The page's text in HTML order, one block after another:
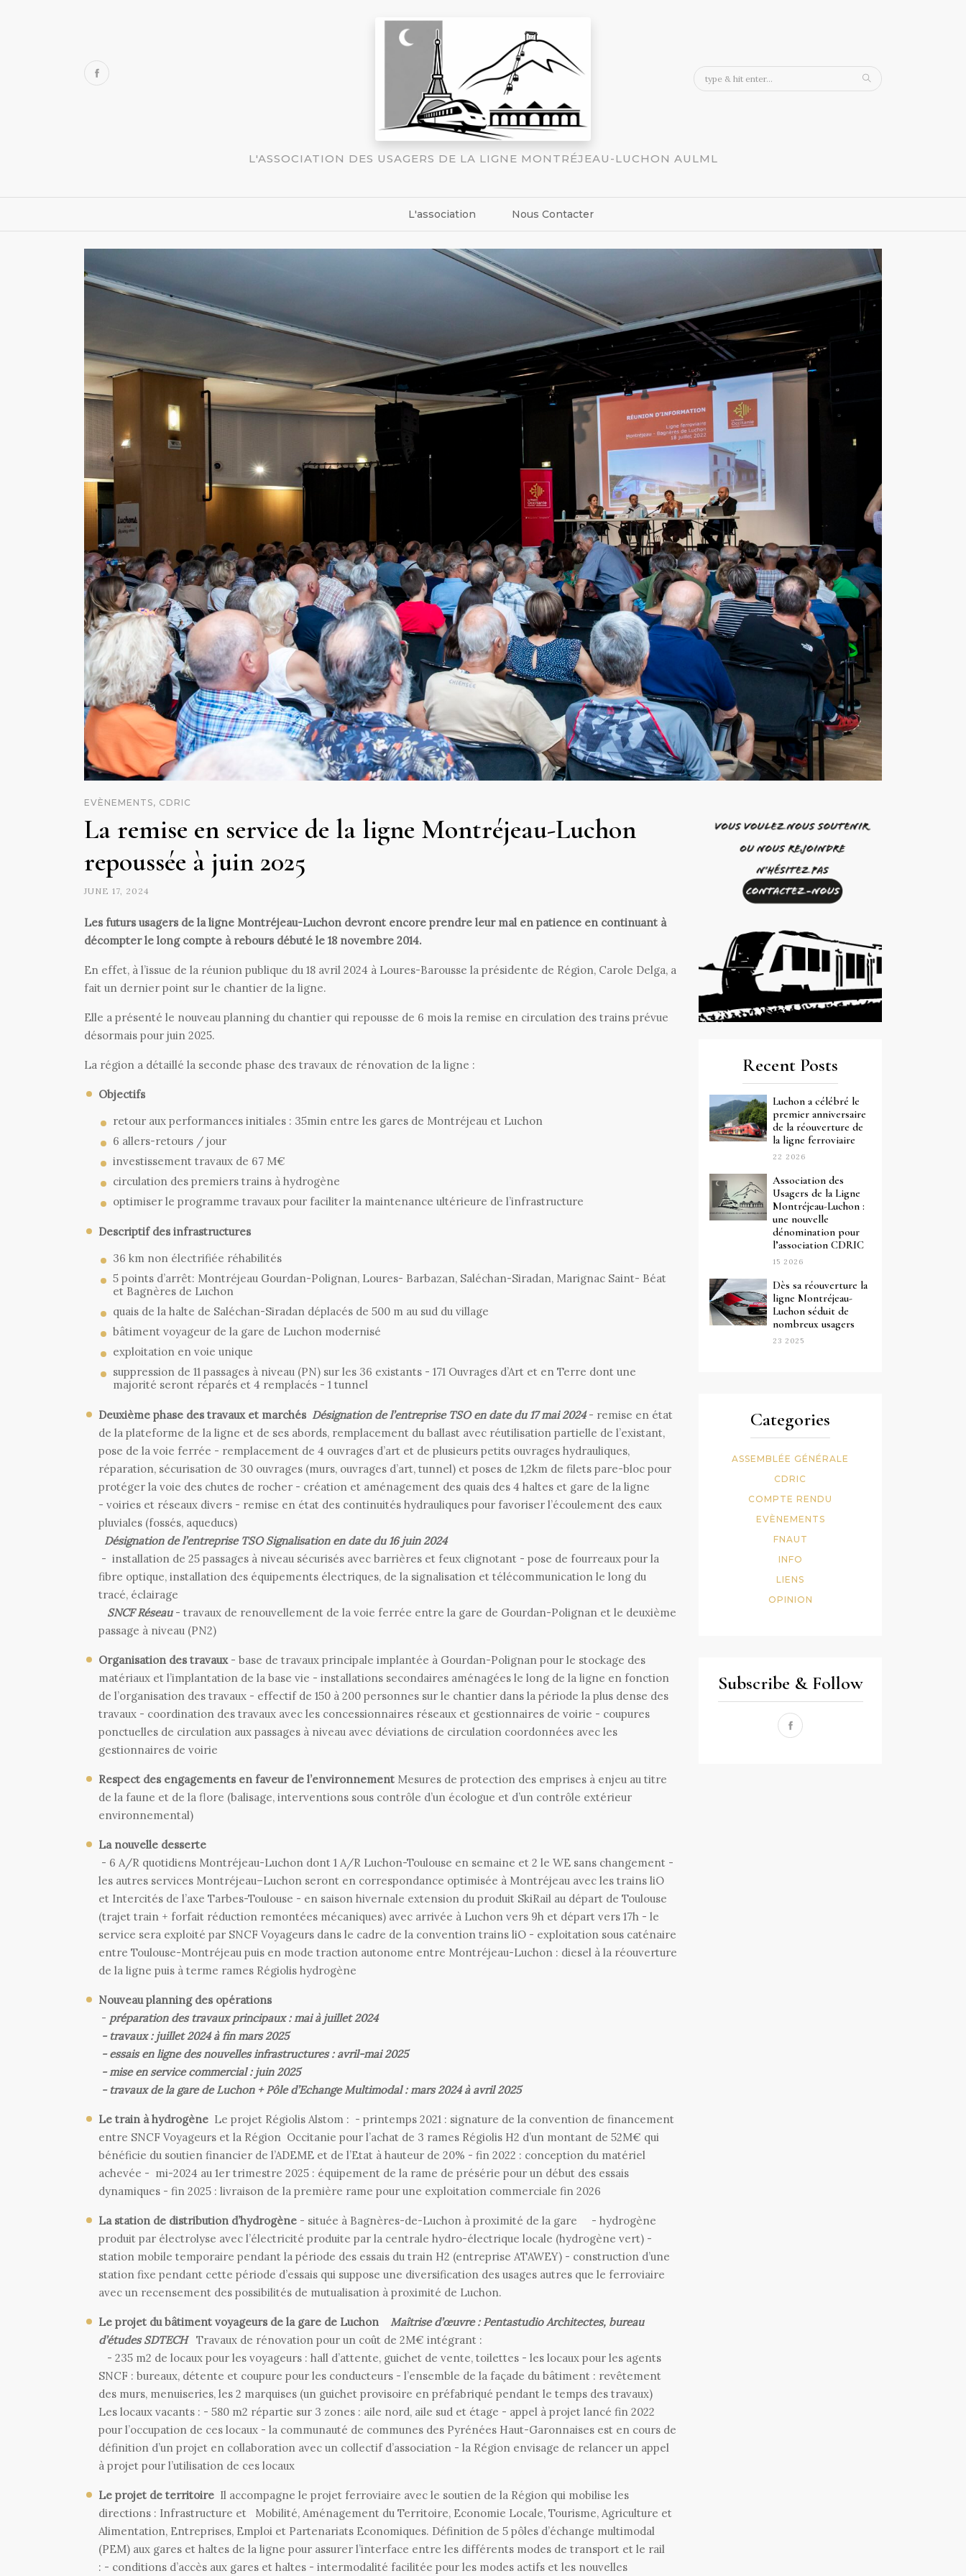
L'ASSOCIATION DES USAGERS DE LA LIGNE MONTRÉJEAU-LUCHON AULML
L'association Nous Contacter
EVÈNEMENTS, CDRIC
La remise en service de la ligne Montréjeau-Luchon
repoussée à juin 2025
JUNE 17, 2024
Les futurs usagers de la ligne Montréjeau-Luchon devront encore prendre leur mal en patience en continuant à
décompter le long compte à rebours débuté le 18 novembre 2014.
En effet, à l’issue de la réunion publique du 18 avril 2024 à Loures-Barousse la présidente de Région, Carole Delga, a
fait un dernier point sur le chantier de la ligne.
Elle a présenté le nouveau planning du chantier qui repousse de 6 mois la remise en circulation des trains prévue
désormais pour juin 2025.
La région a détaillé la seconde phase des travaux de rénovation de la ligne :
Objectifs
retour aux performances initiales : 35min entre les gares de Montréjeau et Luchon
6 allers-retours / jour
investissement travaux de 67 M€
circulation des premiers trains à hydrogène
optimiser le programme travaux pour faciliter la maintenance ultérieure de l’infrastructure
Descriptif des infrastructures
36 km non électrifiée réhabilités
5 points d’arrêt: Montréjeau Gourdan-Polignan, Loures- Barbazan, Saléchan-Siradan, Marignac Saint- Béat
et Bagnères de Luchon
quais de la halte de Saléchan-Siradan déplacés de 500 m au sud du village
bâtiment voyageur de la gare de Luchon modernisé
exploitation en voie unique
suppression de 11 passages à niveau (PN) sur les 36 existants - 171 Ouvrages d’Art et en Terre dont une
majorité seront réparés et 4 remplacés - 1 tunnel
Deuxième phase des travaux et marchés Désignation de l’entreprise TSO en date du 17 mai 2024- remise en état
de la plateforme de la ligne et de ses abords, remplacement du ballast avec réutilisation partielle de l’existant,
pose de la voie ferrée - remplacement de 4 ouvrages d’art et de plusieurs petits ouvrages hydrauliques,
réparation, sécurisation de 30 ouvrages (murs, ouvrages d’art, tunnel) et poses de 1,2km de filets pare-bloc pour
protéger la voie des chutes de rocher - création et aménagement des quais des 4 haltes et gare de la ligne
- voiries et réseaux divers - remise en état des continuités hydrauliques pour favoriser l’écoulement des eaux
pluviales (fossés, aqueducs)
Désignation de l’entreprise TSO Signalisation en date du 16 juin 2024
- installation de 25 passages à niveau sécurisés avec barrières et feux clignotant - pose de fourreaux pour la
fibre optique, installation des équipements électriques, de la signalisation et télécommunication le long du
tracé, éclairage
SNCF Réseau- travaux de renouvellement de la voie ferrée entre la gare de Gourdan-Polignan et le deuxième
passage à niveau (PN2)
Organisation des travaux- base de travaux principale implantée à Gourdan-Polignan pour le stockage des
matériaux et l’implantation de la base vie - installations secondaires aménagées le long de la ligne en fonction
de l’organisation des travaux - effectif de 150 à 200 personnes sur le chantier dans la période la plus dense des
travaux - coordination des travaux avec les concessionnaires réseaux et gestionnaires de voirie - coupures
ponctuelles de circulation aux passages à niveau avec déviations de circulation coordonnées avec les
gestionnaires de voirie
Respect des engagements en faveur de l’environnement Mesures de protection des emprises à enjeu au titre
de la faune et de la flore (balisage, interventions sous contrôle d’un écologue et d’un contrôle extérieur
environnemental)
La nouvelle desserte
- 6 A/R quotidiens Montréjeau-Luchon dont 1 A/R Luchon-Toulouse en semaine et 2 le WE sans changement -
les autres services Montréjeau–Luchon seront en correspondance optimisée à Montréjeau avec les trains liO
et Intercités de l’axe Tarbes-Toulouse - en saison hivernale extension du produit SkiRail au départ de Toulouse
(trajet train + forfait réduction remontées mécaniques) avec arrivée à Luchon vers 9h et départ vers 17h - le
service sera exploité par SNCF Voyageurs dans le cadre de la convention trains liO - exploitation sous caténaire
entre Toulouse-Montréjeau puis en mode traction autonome entre Montréjeau-Luchon : diesel à la réouverture
de la ligne puis à terme rames Régiolis hydrogène
Nouveau planning des opérations
- préparation des travaux principaux : mai à juillet 2024
- travaux : juillet 2024 à fin mars 2025
- essais en ligne des nouvelles infrastructures : avril-mai 2025
- mise en service commercial : juin 2025
- travaux de la gare de Luchon + Pôle d’Echange Multimodal : mars 2024 à avril 2025
Le train à hydrogène Le projet Régiolis Alstom : - printemps 2021 : signature de la convention de financement
entre SNCF Voyageurs et la Région Occitanie pour l’achat de 3 rames Régiolis H2 d’un montant de 52M€ qui
bénéficie du soutien financier de l’ADEME et de l’Etat à hauteur de 20% - fin 2022 : conception du matériel
achevée - mi-2024 au 1er trimestre 2025 : équipement de la rame de présérie pour un début des essais
dynamiques - fin 2025 : livraison de la première rame pour une exploitation commerciale fin 2026
La station de distribution d’hydrogène - située à Bagnères-de-Luchon à proximité de la gare - hydrogène
produit par électrolyse avec l’électricité produite par la centrale hydro-électrique locale (hydrogène vert) -
station mobile temporaire pendant la période des essais du train H2 (entreprise ATAWEY) - construction d’une
station fixe pendant cette période d’essais qui suppose une diversification des usages autres que le ferroviaire
avec un recensement des possibilités de mutualisation à proximité de Luchon.
Le projet du bâtiment voyageurs de la gare de Luchon
Maîtrise d’œuvre : Pentastudio Architectes, bureau
d’études SDTECHTravaux de rénovation pour un coût de 2M€ intégrant :
- 235 m2 de locaux pour les voyageurs : hall d’attente, guichet de vente, toilettes - les locaux pour les agents
SNCF : bureaux, détente et coupure pour les conducteurs - l’ensemble de la façade du bâtiment : revêtement
des murs, menuiseries, les 2 marquises (un guichet provisoire en préfabriqué pendant le temps des travaux)
Les locaux vacants : - 580 m2 répartie sur 3 zones : aile nord, aile sud et étage - appel à projet lancé fin 2022
pour l’occupation de ces locaux - la communauté de communes des Pyrénées Haut-Garonnaises est en cours de
définition d’un projet en collaboration avec un collectif d’association - la Région envisage de relancer un appel
à projet pour l’utilisation de ces locaux
Le projet de territoire Il accompagne le projet ferroviaire avec le soutien de la Région qui mobilise les
directions : Infrastructure et Mobilité, Aménagement du Territoire, Economie Locale, Tourisme, Agriculture et
Alimentation, Entreprises, Emploi et Partenariats Economiques. Définition de 5 pôles d’échange multimodal
(PEM) aux gares et haltes de la ligne pour assurer l’interface entre les différents modes de transport et le rail
: - conditions d’accès aux gares et haltes - intermodalité facilitée pour les modes actifs et les nouvelles
Recent Posts
Luchon a célébré le
premier anniversaire
de la réouverture de
la ligne ferroviaire
22 2026
Association des
Usagers de la Ligne
Montréjeau-Luchon :
une nouvelle
dénomination pour
l’association CDRIC
15 2026
Dès sa réouverture la
ligne Montréjeau-
Luchon séduit de
nombreux usagers
23 2025
Categories
ASSEMBLÉE GÉNÉRALE
CDRIC
COMPTE RENDU
EVÈNEMENTS
FNAUT
INFO
LIENS
OPINION
Subscribe & Follow